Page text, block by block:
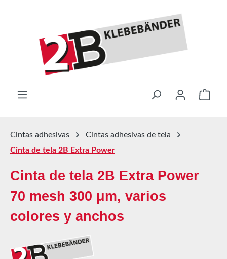
El
Cintas adhesivas
Cintas adhesivas de tela
Cinta de tela 2B Extra Power
Cinta de tela 2B Extra Power
70 mesh 300 μm, varios
colores y anchos